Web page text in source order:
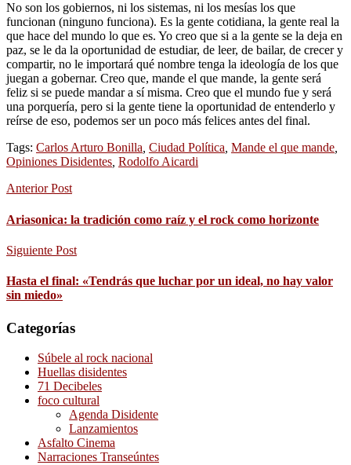
No son los gobiernos, ni los sistemas, ni los mesías los que
funcionan (ninguno funciona). Es la gente cotidiana, la gente real la
que hace del mundo lo que es. Yo creo que si a la gente se la deja en
paz, se le da la oportunidad de estudiar, de leer, de bailar, de crecer y
compartir, no le importará qué nombre tenga la ideología de los que
juegan a gobernar. Creo que, mande el que mande, la gente será
feliz si se puede mandar a sí misma. Creo que el mundo fue y será
una porquería, pero si la gente tiene la oportunidad de entenderlo y
reírse de eso, podemos ser un poco más felices antes del final.
Tags: Carlos Arturo Bonilla, Ciudad Política, Mande el que mande,
Opiniones Disidentes, Rodolfo Aicardi
Anterior Post
Ariasonica: la tradición como raíz y el rock como horizonte
Siguiente Post
Hasta el final: «Tendrás que luchar por un ideal, no hay valor
sin miedo»
Categorías
Súbele al rock nacional
Huellas disidentes
71 Decibeles
foco cultural
Agenda Disidente
Lanzamientos
Asfalto Cinema
Narraciones Transeúntes